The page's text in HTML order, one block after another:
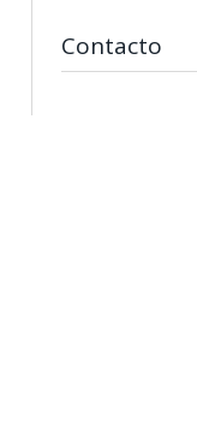
Contacto